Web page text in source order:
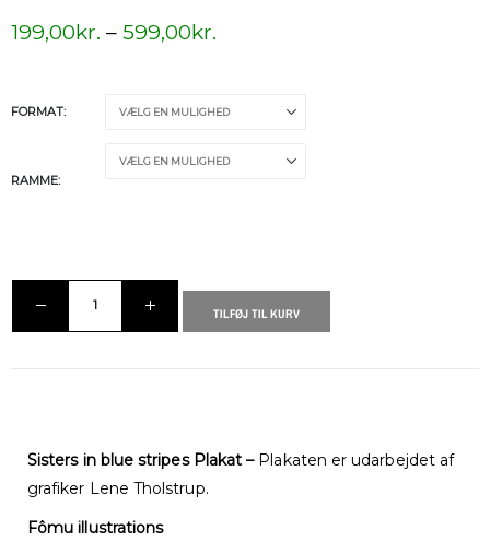
199,00kr. – 599,00kr.
FORMAT
RAMME
TILFØJ TIL KURV
Sisters in blue stripes Plakat –Plakaten er udarbejdet af
grafiker Lene Tholstrup.
Fômu illustrations